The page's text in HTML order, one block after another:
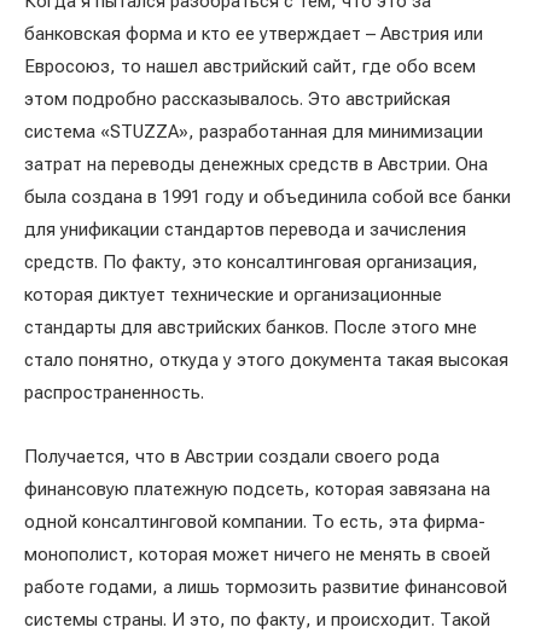
банковская форма и кто ее утверждает – Австрия или
Евросоюз, то нашел австрийский сайт, где обо всем
этом подробно рассказывалось. Это австрийская
система «STUZZA», разработанная для минимизации
затрат на переводы денежных средств в Австрии. Она
была создана в 1991 году и объединила собой все банки
для унификации стандартов перевода и зачисления
средств. По факту, это консалтинговая организация,
которая диктует технические и организационные
стандарты для австрийских банков. После этого мне
стало понятно, откуда у этого документа такая высокая
распространенность.
Получается, что в Австрии создали своего рода
финансовую платежную подсеть, которая завязана на
одной консалтинговой компании. То есть, эта фирма-
монополист, которая может ничего не менять в своей
работе годами, а лишь тормозить развитие финансовой
системы страны. И это, по факту, и происходит. Такой